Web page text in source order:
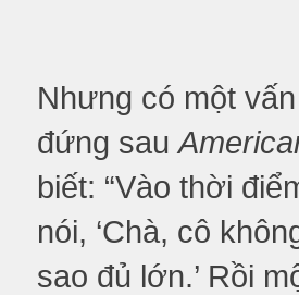
Nhưng có một
đứng sau
biết: “Vào thời
nói, ‘Chà, cô
sao đủ lớn.’ Rồi